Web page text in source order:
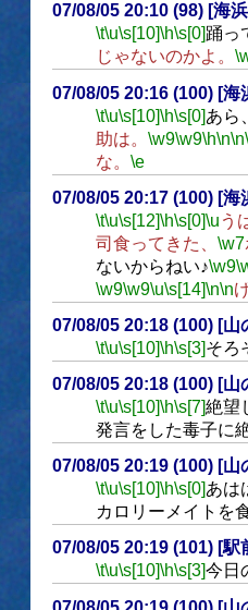
07/08/05 20:10 (98) [海
\t\u\s[10]\h\s[0]踊っ
じゃないのかよ。
07/08/05 20:16 (100) [海
\t\u\s[10]\h\s[0]あら、
助は。 \w9\w9\h\n\n
な。 \e
07/08/05 20:17 (100) [海
\t\u\s[12]\h\s[0]\u う
司食ってきた、 \w7
ないからねい♪\w9
\w9\w9\u\s[14]\n\n
07/08/05 20:18 (100) [山
\t\u\s[10]\h\s[3]そろ
07/08/05 20:18 (100) [山
\t\u\s[10]\h\s[7]絶望
発言をした毒子に
07/08/05 20:19 (100) [山
\t\u\s[10]\h\s[0]あは
カロリーメイトを
07/08/05 20:19 (101) [駅
\t\u\s[10] \h\s[3] 今日